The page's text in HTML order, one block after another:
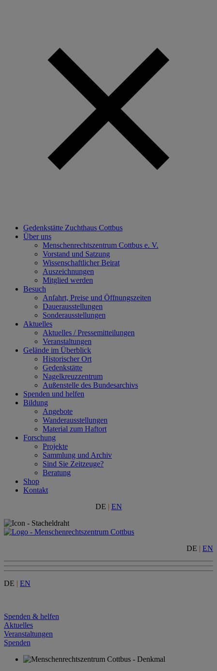
Gedenkstätte Zuchthaus Cottbus
Über uns
Menschenrechtszentrum Cottbus e. V.
Vorstand und Satzung
Wissenschaftlicher Beirat
Auszeichnungen
Mitglied werden
Besuch
Anfahrt, Preise und Öffnungszeiten
Dauerausstellungen
Sonderausstellungen
Aktuelles
Aktuelles / Pressemitteilungen
Veranstaltungen
Gelände im Überblick
Historischer Ort
Gedenkstätte
Nagelkreuzzentrum
Außenstelle des Bundesarchivs
Spenden und helfen
Bildung
Angebote
Wanderausstellungen
Material zum Haftort
Forschung
Projekte
Sammlung und Archiv
Sind Sie Zeitzeuge?
Beratung
Shop
Kontakt
DE | EN
DE | EN
DE | EN
Spenden & helfen
Aktuelles
Veranstaltungen
Spenden